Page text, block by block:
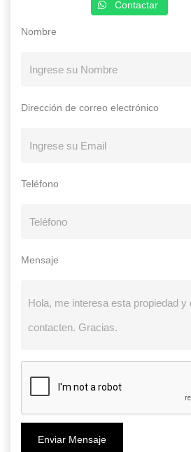
Contactar
Nombre
Dirección de correo electrónico
Teléfono
Mensaje
Enviar Mensaje